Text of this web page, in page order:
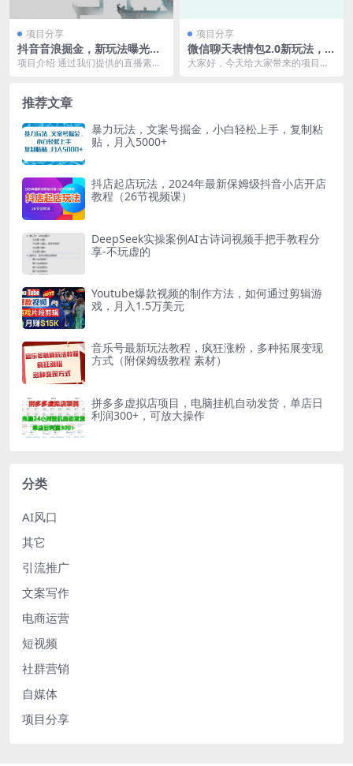
项目分享
抖音音浪掘金，新玩法曝光学
员轻松日入1000+
项目介绍 通过我们提供的直播素材
项目分享
微信聊天表情包2.0新玩法，适
合小白 无脑搬运。仅凭一部手
大家好，今天给大家带来的项目是
推荐文章
暴力玩法，文案号掘金，小白轻松上手，复制粘
贴，月入5000+
抖店起店玩法，2024年最新保姆级抖音小店开店
教程（26节视频课）
DeepSeek实操案例AI古诗词视频手把手教程分
享-不玩虚的
Youtube爆款视频的制作方法，如何通过剪辑游
戏，月入1.5万美元
音乐号最新玩法教程，疯狂涨粉，多种拓展变现
方式（附保姆级教程 素材）
拼多多虚拟店项目，电脑挂机自动发货，单店日
利润300+，可放大操作
分类
AI风口
其它
引流推广
文案写作
电商运营
短视频
社群营销
自媒体
项目分享